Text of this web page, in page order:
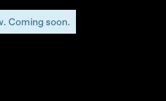
Coming soon.